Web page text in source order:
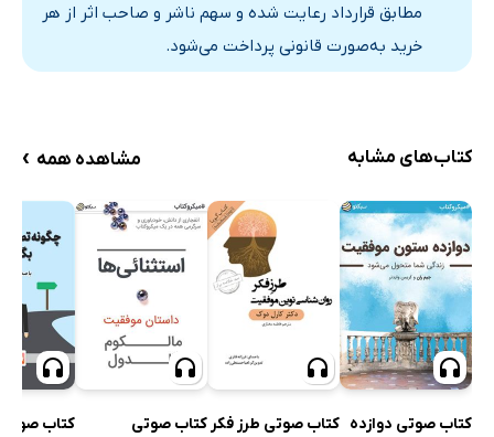
مطابق قرارداد رعایت شده و سهم ناشر و صاحب اثر از هر
خرید به‌صورت قانونی پرداخت می‌شود.
کتاب‌های مشابه مشاهده همه ›
کتاب صوتی دوازده کتاب صوتی طرز فکر کتاب صوتی
کتاب